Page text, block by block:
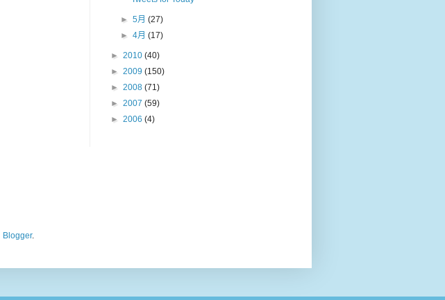
►5月(27)
►4月(17)
► 2010 (40)
► 2009 (150)
► 2008 (71)
► 2007 (59)
► 2006 (4)
Blogger.